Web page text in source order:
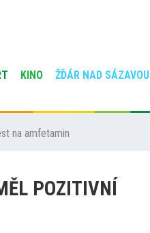
KINO ŽĎÁR NAD SÁZAVOU
na amfetamin
POZITIVNÍ